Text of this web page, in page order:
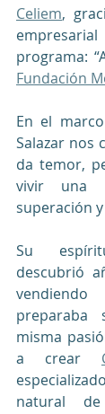
Celiem,
Fundación
En el
Salazar nos
da temor,
vivir una
superación
Su
descubrió
preparaba
misma
a crear
natural de